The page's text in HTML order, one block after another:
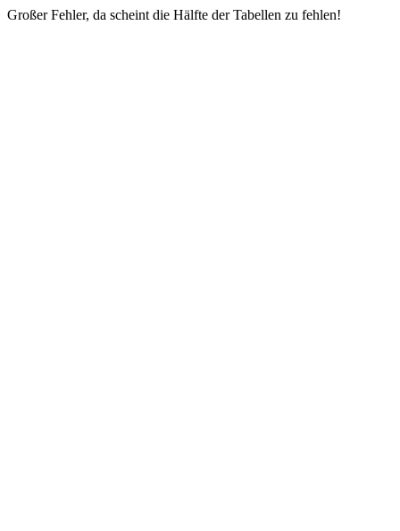
Großer Fehler, da scheint die Hälfte der Tabellen zu fehlen!